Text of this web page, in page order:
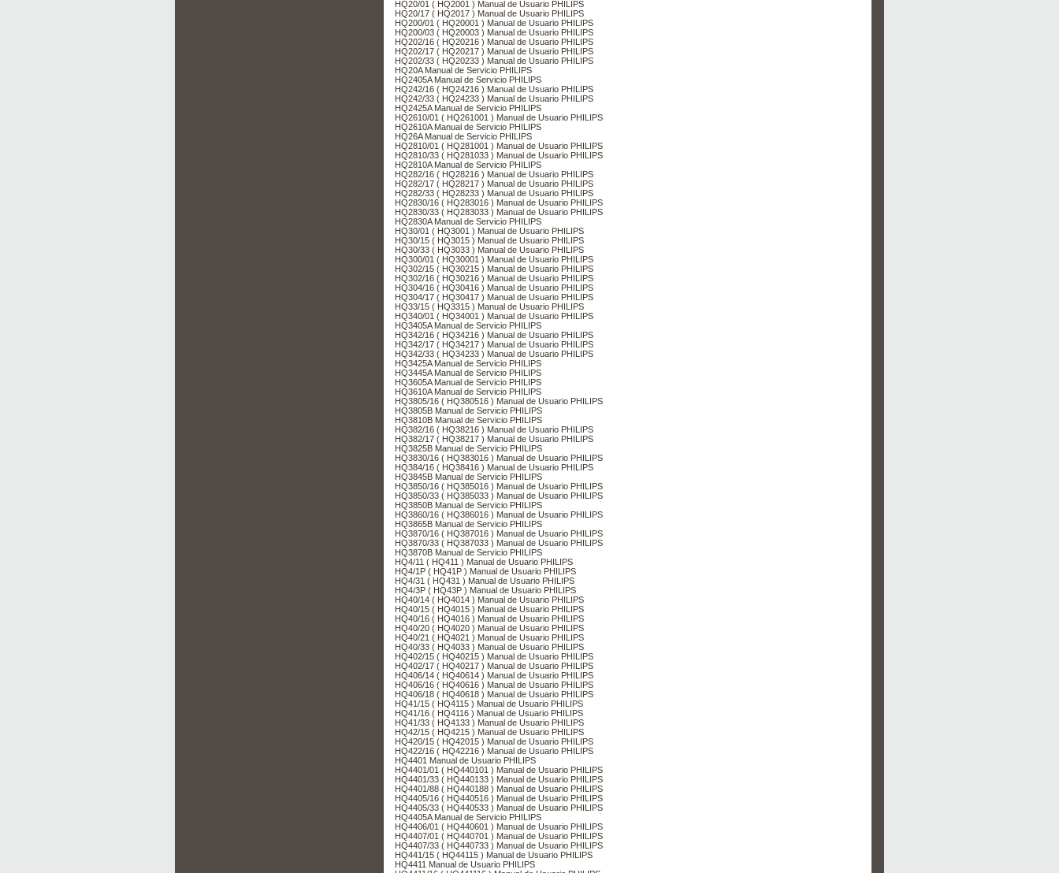
HQ20/01 ( HQ2001 ) Manual de Usuario PHILIPS
HQ20/17 ( HQ2017 ) Manual de Usuario PHILIPS
HQ200/01 ( HQ20001 ) Manual de Usuario PHILIPS
HQ200/03 ( HQ20003 ) Manual de Usuario PHILIPS
HQ202/16 ( HQ20216 ) Manual de Usuario PHILIPS
HQ202/17 ( HQ20217 ) Manual de Usuario PHILIPS
HQ202/33 ( HQ20233 ) Manual de Usuario PHILIPS
HQ20A Manual de Servicio PHILIPS
HQ2405A Manual de Servicio PHILIPS
HQ242/16 ( HQ24216 ) Manual de Usuario PHILIPS
HQ242/33 ( HQ24233 ) Manual de Usuario PHILIPS
HQ2425A Manual de Servicio PHILIPS
HQ2610/01 ( HQ261001 ) Manual de Usuario PHILIPS
HQ2610A Manual de Servicio PHILIPS
HQ26A Manual de Servicio PHILIPS
HQ2810/01 ( HQ281001 ) Manual de Usuario PHILIPS
HQ2810/33 ( HQ281033 ) Manual de Usuario PHILIPS
HQ2810A Manual de Servicio PHILIPS
HQ282/16 ( HQ28216 ) Manual de Usuario PHILIPS
HQ282/17 ( HQ28217 ) Manual de Usuario PHILIPS
HQ282/33 ( HQ28233 ) Manual de Usuario PHILIPS
HQ2830/16 ( HQ283016 ) Manual de Usuario PHILIPS
HQ2830/33 ( HQ283033 ) Manual de Usuario PHILIPS
HQ2830A Manual de Servicio PHILIPS
HQ30/01 ( HQ3001 ) Manual de Usuario PHILIPS
HQ30/15 ( HQ3015 ) Manual de Usuario PHILIPS
HQ30/33 ( HQ3033 ) Manual de Usuario PHILIPS
HQ300/01 ( HQ30001 ) Manual de Usuario PHILIPS
HQ302/15 ( HQ30215 ) Manual de Usuario PHILIPS
HQ302/16 ( HQ30216 ) Manual de Usuario PHILIPS
HQ304/16 ( HQ30416 ) Manual de Usuario PHILIPS
HQ304/17 ( HQ30417 ) Manual de Usuario PHILIPS
HQ33/15 ( HQ3315 ) Manual de Usuario PHILIPS
HQ340/01 ( HQ34001 ) Manual de Usuario PHILIPS
HQ3405A Manual de Servicio PHILIPS
HQ342/16 ( HQ34216 ) Manual de Usuario PHILIPS
HQ342/17 ( HQ34217 ) Manual de Usuario PHILIPS
HQ342/33 ( HQ34233 ) Manual de Usuario PHILIPS
HQ3425A Manual de Servicio PHILIPS
HQ3445A Manual de Servicio PHILIPS
HQ3605A Manual de Servicio PHILIPS
HQ3610A Manual de Servicio PHILIPS
HQ3805/16 ( HQ380516 ) Manual de Usuario PHILIPS
HQ3805B Manual de Servicio PHILIPS
HQ3810B Manual de Servicio PHILIPS
HQ382/16 ( HQ38216 ) Manual de Usuario PHILIPS
HQ382/17 ( HQ38217 ) Manual de Usuario PHILIPS
HQ3825B Manual de Servicio PHILIPS
HQ3830/16 ( HQ383016 ) Manual de Usuario PHILIPS
HQ384/16 ( HQ38416 ) Manual de Usuario PHILIPS
HQ3845B Manual de Servicio PHILIPS
HQ3850/16 ( HQ385016 ) Manual de Usuario PHILIPS
HQ3850/33 ( HQ385033 ) Manual de Usuario PHILIPS
HQ3850B Manual de Servicio PHILIPS
HQ3860/16 ( HQ386016 ) Manual de Usuario PHILIPS
HQ3865B Manual de Servicio PHILIPS
HQ3870/16 ( HQ387016 ) Manual de Usuario PHILIPS
HQ3870/33 ( HQ387033 ) Manual de Usuario PHILIPS
HQ3870B Manual de Servicio PHILIPS
HQ4/11 ( HQ411 ) Manual de Usuario PHILIPS
HQ4/1P ( HQ41P ) Manual de Usuario PHILIPS
HQ4/31 ( HQ431 ) Manual de Usuario PHILIPS
HQ4/3P ( HQ43P ) Manual de Usuario PHILIPS
HQ40/14 ( HQ4014 ) Manual de Usuario PHILIPS
HQ40/15 ( HQ4015 ) Manual de Usuario PHILIPS
HQ40/16 ( HQ4016 ) Manual de Usuario PHILIPS
HQ40/20 ( HQ4020 ) Manual de Usuario PHILIPS
HQ40/21 ( HQ4021 ) Manual de Usuario PHILIPS
HQ40/33 ( HQ4033 ) Manual de Usuario PHILIPS
HQ402/15 ( HQ40215 ) Manual de Usuario PHILIPS
HQ402/17 ( HQ40217 ) Manual de Usuario PHILIPS
HQ406/14 ( HQ40614 ) Manual de Usuario PHILIPS
HQ406/16 ( HQ40616 ) Manual de Usuario PHILIPS
HQ406/18 ( HQ40618 ) Manual de Usuario PHILIPS
HQ41/15 ( HQ4115 ) Manual de Usuario PHILIPS
HQ41/16 ( HQ4116 ) Manual de Usuario PHILIPS
HQ41/33 ( HQ4133 ) Manual de Usuario PHILIPS
HQ42/15 ( HQ4215 ) Manual de Usuario PHILIPS
HQ420/15 ( HQ42015 ) Manual de Usuario PHILIPS
HQ422/16 ( HQ42216 ) Manual de Usuario PHILIPS
HQ4401 Manual de Usuario PHILIPS
HQ4401/01 ( HQ440101 ) Manual de Usuario PHILIPS
HQ4401/33 ( HQ440133 ) Manual de Usuario PHILIPS
HQ4401/88 ( HQ440188 ) Manual de Usuario PHILIPS
HQ4405/16 ( HQ440516 ) Manual de Usuario PHILIPS
HQ4405/33 ( HQ440533 ) Manual de Usuario PHILIPS
HQ4405A Manual de Servicio PHILIPS
HQ4406/01 ( HQ440601 ) Manual de Usuario PHILIPS
HQ4407/01 ( HQ440701 ) Manual de Usuario PHILIPS
HQ4407/33 ( HQ440733 ) Manual de Usuario PHILIPS
HQ441/15 ( HQ44115 ) Manual de Usuario PHILIPS
HQ4411 Manual de Usuario PHILIPS